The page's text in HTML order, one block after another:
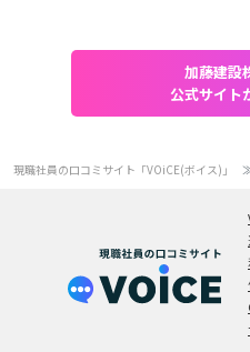
加藤建設
公式サイト
現職社員の口コミサイト「VOiCE(ボイス)」